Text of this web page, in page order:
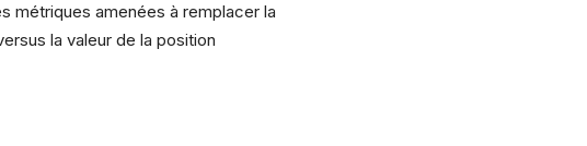
métriques amenées à remplacer la
la valeur de la position